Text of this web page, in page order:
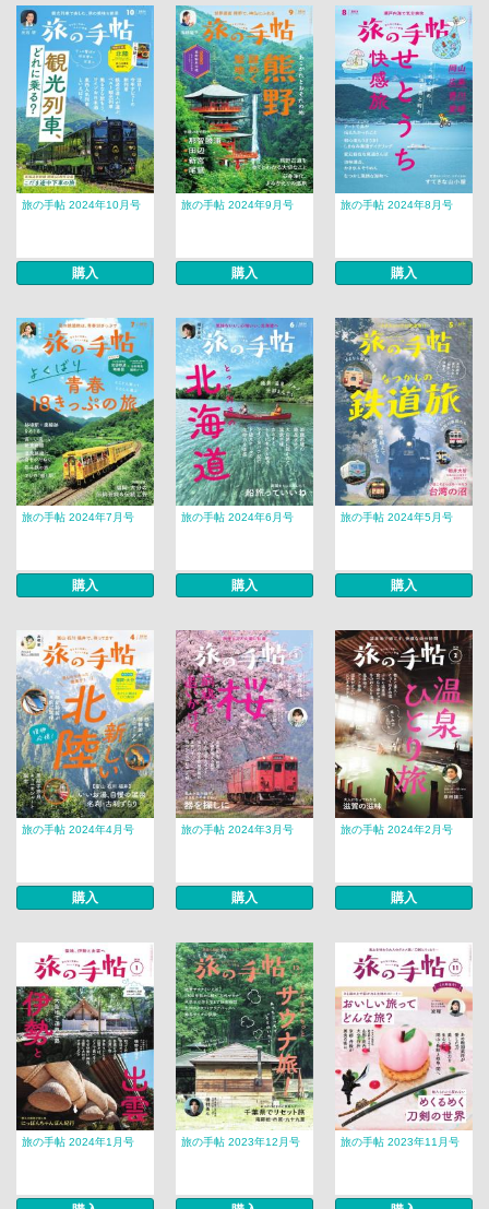
旅の手帖 2024年10月号
購入
旅の手帖 2024年9月号
購入
旅の手帖 2024年8月号
購入
旅の手帖 2024年7月号
購入
旅の手帖 2024年6月号
購入
旅の手帖 2024年5月号
購入
旅の手帖 2024年4月号
購入
旅の手帖 2024年3月号
購入
旅の手帖 2024年2月号
購入
旅の手帖 2024年1月号 旅の手帖 2023年12月号 旅の手帖 2023年11月号